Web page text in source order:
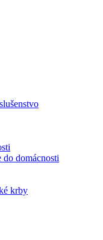
do domácnosti
krby